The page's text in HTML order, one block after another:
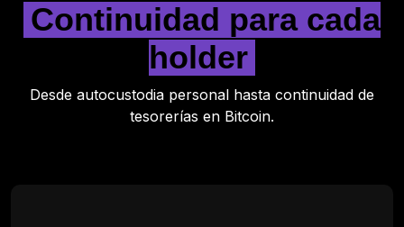
Continuidad para cada
holder
Desde autocustodia personal hasta continuidad de
tesorerías en Bitcoin.